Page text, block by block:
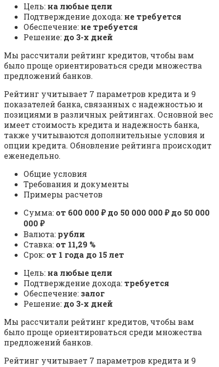
Цель: на любые цели
Подтверждение дохода: не требуется
Обеспечение: не требуется
Решение: до 3-х дней
Мы рассчитали рейтинг кредитов, чтобы вам
было проще ориентироваться среди множества
предложений банков.
Рейтинг учитывает 7 параметров кредита и 9
показателей банка, связанных с надежностью и
позициями в различных рейтингах. Основной вес
имеет стоимость кредита и надежность банка,
также учитываются дополнительные условия и
опции кредита. Обновление рейтинга происходит
еженедельно.
Общие условия
Требования и документы
Примеры расчетов
Сумма: от 600 000 ₽ до 50 000 000 ₽ до 50 000
000 ₽
Валюта: рубли
Ставка: от 11,29 %
Срок: от 1 года до 15 лет
Цель: на любые цели
Подтверждение дохода: требуется
Обеспечение: залог
Решение: до 3-х дней
Мы рассчитали рейтинг кредитов, чтобы вам
было проще ориентироваться среди множества
предложений банков.
Рейтинг учитывает 7 параметров кредита и 9